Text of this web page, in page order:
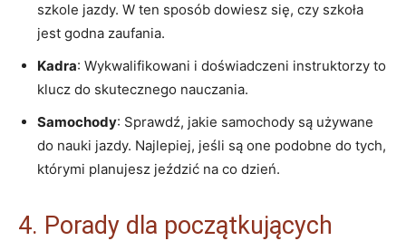
szkole jazdy. W ten sposób dowiesz się, czy szkoła
jest godna zaufania.
Kadra: Wykwalifikowani i doświadczeni instruktorzy to
klucz do skutecznego nauczania.
Samochody: Sprawdź, jakie samochody są używane
do nauki jazdy. Najlepiej, jeśli są one podobne do tych,
którymi planujesz jeździć na co dzień.
4. Porady dla początkujących